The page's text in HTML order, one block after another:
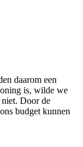
daarom een
is, wilde we
niet. Door de
budget kunnen